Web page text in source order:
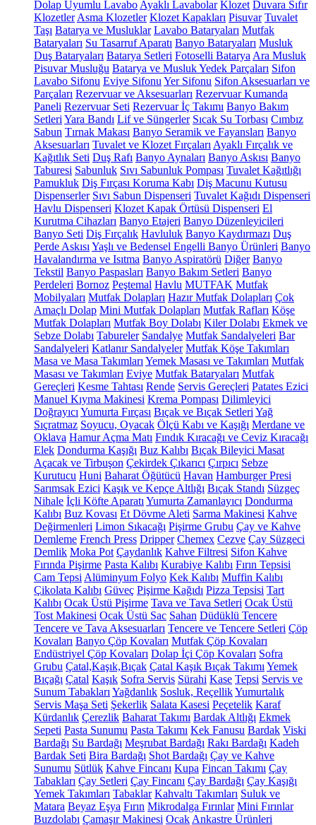
Dolap Uyumlu Lavabo Ayaklı Lavabolar Klozet Duvara Sıfır
Klozetler Asma Klozetler Klozet Kapakları Pisuvar Tuvalet
Taşı Batarya ve Musluklar Lavabo Bataryaları Mutfak
Bataryaları Su Tasarruf Aparatı Banyo Bataryaları Musluk
Duş Bataryaları Batarya Setleri Fotoselli Batarya Ara Musluk
Pisuvar Musluğu Batarya ve Musluk Yedek Parçaları Sifon
Lavabo Sifonu Eviye Sifonu Yer Sifonu Sifon Aksesuarları ve
Parçaları Rezervuar ve Aksesuarları Rezervuar Kumanda
Paneli Rezervuar Seti Rezervuar İç Takımı Banyo Bakım
Setleri Yara Bandı Lif ve Süngerler Sıcak Su Torbası Cımbız
Sabun Tırnak Makası Banyo Seramik ve Fayansları Banyo
Aksesuarları Tuvalet ve Klozet Fırçaları Ayaklı Fırçalık ve
Kağıtlık Seti Duş Rafı Banyo Aynaları Banyo Askısı Banyo
Taburesi Sabunluk Sıvı Sabunluk Pompası Tuvalet Kağıtlığı
Pamukluk Diş Fırçası Koruma Kabı Diş Macunu Kutusu
Dispenserler Sıvı Sabun Dispenseri Tuvalet Kağıdı Dispenseri
Havlu Dispenseri Klozet Kapak Örtüsü Dispenseri El
Kurutma Cihazları Banyo Etajeri Banyo Düzenleyicileri
Banyo Seti Diş Fırçalık Havluluk Banyo Kaydırmazı Duş
Perde Askısı Yaşlı ve Bedensel Engelli Banyo Ürünleri Banyo
Havalandırma ve Isıtma Banyo Aspiratörü Diğer Banyo
Tekstil Banyo Paspasları Banyo Bakım Setleri Banyo
Perdeleri Bornoz Peştemal Havlu MUTFAK Mutfak
Mobilyaları Mutfak Dolapları Hazır Mutfak Dolapları Çok
Amaçlı Dolap Mini Mutfak Dolapları Mutfak Rafları Köşe
Mutfak Dolapları Mutfak Boy Dolabı Kiler Dolabı Ekmek ve
Sebze Dolabı Tabureler Sandalye Mutfak Sandalyeleri Bar
Sandalyeleri Katlanır Sandalyeler Mutfak Köşe Takımları
Masa ve Masa Takımları Yemek Masası ve Takımları Mutfak
Masası ve Takımları Eviye Mutfak Bataryaları Mutfak
Gereçleri Kesme Tahtası Rende Servis Gereçleri Patates Ezici
Manuel Kıyma Makinesi Krema Pompası Dilimleyici
Doğrayıcı Yumurta Fırçası Bıçak ve Bıçak Setleri Yağ
Sıçratmaz Soyucu, Oyacak Ölçü Kabı ve Kaşığı Merdane ve
Oklava Hamur Açma Matı Fındık Kıracağı ve Ceviz Kıracağı
Elek Dondurma Kaşığı Buz Kalıbı Bıçak Bileyici Masat
Açacak ve Tirbuşon Çekirdek Çıkarıcı Çırpıcı Sebze
Kurutucu Huni Baharat Öğütücü Havan Hamburger Presi
Sarımsak Ezici Kaşık ve Kepçe Altlığı Bıçak Standı Süzgeç
Nihale İçli Köfte Aparatı Yumurta Zamanlayıcı Dondurma
Kalıbı Buz Kovası Et Dövme Aleti Sarma Makinesi Kahve
Değirmenleri Limon Sıkacağı Pişirme Grubu Çay ve Kahve
Demleme French Press Dripper Chemex Cezve Çay Süzgeci
Demlik Moka Pot Çaydanlık Kahve Filtresi Sifon Kahve
Fırında Pişirme Pasta Kalıbı Kurabiye Kalıbı Fırın Tepsisi
Cam Tepsi Alüminyum Folyo Kek Kalıbı Muffin Kalıbı
Çikolata Kalıbı Güveç Pişirme Kağıdı Pizza Tepsisi Tart
Kalıbı Ocak Üstü Pişirme Tava ve Tava Setleri Ocak Üstü
Tost Makinesi Ocak Üstü Sac Sahan Düdüklü Tencere
Tencere ve Tava Aksesuarları Tencere ve Tencere Setleri Çöp
Kovaları Banyo Çöp Kovaları Mutfak Çöp Kovaları
Endüstriyel Çöp Kovaları Dolap İçi Çöp Kovaları Sofra
Grubu Çatal,Kaşık,Bıçak Çatal Kaşık Bıçak Takımı Yemek
Bıçağı Çatal Kaşık Sofra Servis Sürahi Kase Tepsi Servis ve
Sunum Tabakları Yağdanlık Sosluk, ReçellikYumurtalık
Servis Maşa Seti Şekerlik Salata Kasesi Peçetelik Karaf
Kürdanlık Çerezlik Baharat Takımı Bardak Altlığı Ekmek
Sepeti Pasta Sunumu Pasta Takımı Kek Fanusu Bardak Viski
Bardağı Su Bardağı Meşrubat Bardağı Rakı Bardağı Kadeh
Bardak Seti Bira Bardağı Shot Bardağı Çay ve Kahve
Sunumu Sütlük Kahve Fincanı Kupa Fincan Takımı Çay
Tabakları Çay Setleri Çay Fincanı Çay Bardağı Çay Kaşığı
Yemek Takımları Tabaklar Kahvaltı Takımları Suluk ve
Matara Beyaz Eşya Fırın Mikrodalga Fırınlar Mini Fırınlar
Buzdolabı Çamaşır Makinesi Ocak Ankastre Ürünleri